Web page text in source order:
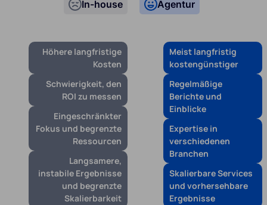
In-house
Höhere langfristige
Kosten
Schwierigkeit, den
ROI zu messen
Eingeschränkter
Fokus und begrenzte
Ressourcen
Langsamere,
instabile Ergebnisse
und begrenzte
Skalierbarkeit
Agentur
Meist langfristig
kostengünstiger
Regelmäßige
Berichte und
Einblicke
Expertise in
verschiedenen
Branchen
Skalierbare Services
und vorhersehbare
Ergebnisse